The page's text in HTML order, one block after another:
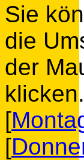
Sie
die
der
klicken.
[
[